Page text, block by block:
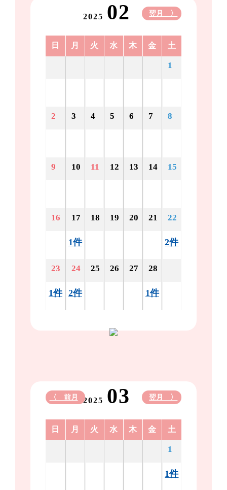
2025 02 翌月 〉
日 月 火 水 木 金 土
1
2 3 4 5 6 7 8
9 10 11 12 13 14 15
16 17
1件
18 19 20 21 22
2件
23
1件
24
2件
25 26 27 28
1件
2025 03
〈 前月 翌月 〉
日 月 火 水 木 金 土
1
1件